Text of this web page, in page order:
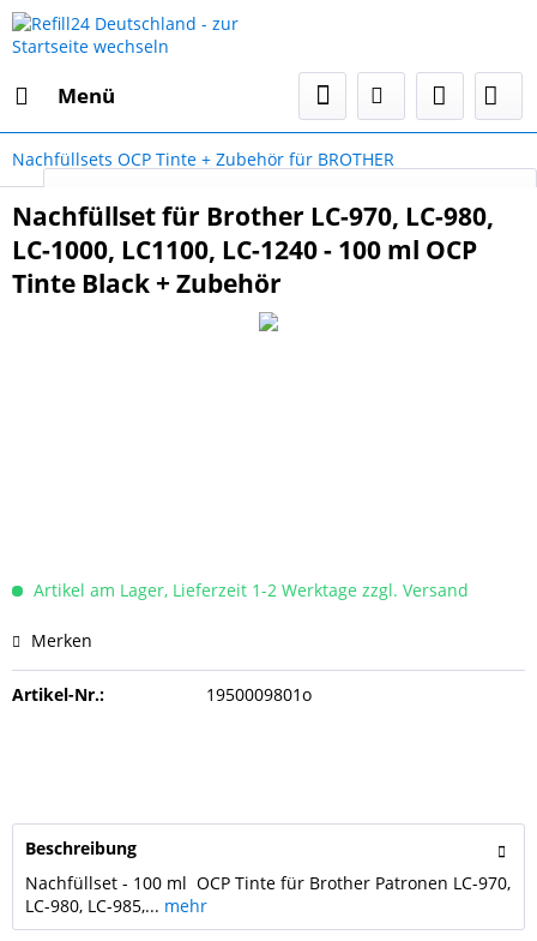
Menü
Nachfüllsets OCP Tinte + Zubehör für BROTHER
Nachfüllset für Brother LC-970, LC-980,
LC-1000, LC1100, LC-1240 - 100 ml OCP
Tinte Black + Zubehör
Artikel am Lager, Lieferzeit 1-2 Werktage zzgl. Versand
Merken
Artikel-Nr.: 1950009801o
Beschreibung
Nachfüllset - 100 ml OCP Tinte für Brother Patronen LC-970,
LC-980, LC-985,... mehr